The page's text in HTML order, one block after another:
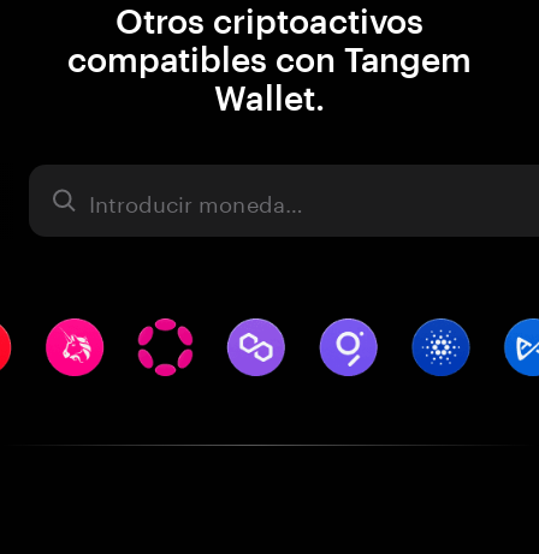
Otros criptoactivos
compatibles con Tangem
Wallet.
Activo